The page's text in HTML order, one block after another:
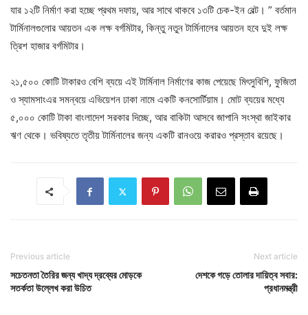
যার ১২টি নির্মাণ করা হচ্ছে প্রথম দফায়, আর সাথে থাকবে ১৩টি চেক-ইন বেল্ট। ” বর্তমান
টার্মিনালগুলোর আয়তন এক লক্ষ বর্গমিটার, কিন্তু নতুন টার্মিনালের আয়তন হবে দুই লক্ষ
ত্রিশ হাজার বর্গমিটার।
২১,৫০০ কোটি টাকারও বেশি ব্যয়ে এই টার্মিনাল নির্মাণের কাজ পেয়েছে মিৎসুবিশি, ফুজিতা
ও স্যামসাংএর সমন্বয়ে এভিয়েশন ঢাকা নামে একটি কনসোর্টিয়াম। মোট ব্যয়ের মধ্যে
৫,০০০ কোটি টাকা বাংলাদেশ সরকার দিচ্ছে, আর বাকিটা আসবে জাপানি সংস্থা জাইকার
ঋণ থেকে। ভবিষ্যতে তৃতীয় টার্মিনালের জন্য একটি রানওয়ে করারও প্রস্তাব রয়েছে।
Previous article
সচেতনতা তৈরির জন্য খাদ্য দ্রব্যের মোড়কে
সতর্কতা উল্লেখ করা উচিত
Next article
দেশকে গড়ে তোলার দায়িত্ব সবার:
প্রধানমন্ত্রী